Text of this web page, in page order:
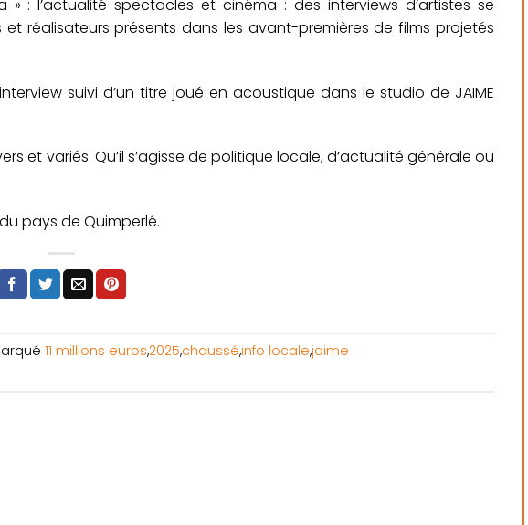
: l’actualité spectacles et cinéma : des interviews d’artistes se
réalisateurs présents dans les avant-premières de films projetés
suivi d’un titre joué en acoustique dans le studio de JAIME
et variés. Qu’il s’agisse de politique locale, d’actualité générale ou
pays de Quimperlé.
11 millions euros,2025,chaussé,info locale,jaime